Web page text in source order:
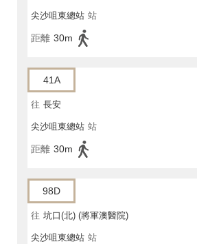
尖沙咀東總站 站
距離 30m
41A
往 長安
尖沙咀東總站 站
距離 30m
98D
往 坑口(北) (將軍澳醫院)
尖沙咀東總站 站